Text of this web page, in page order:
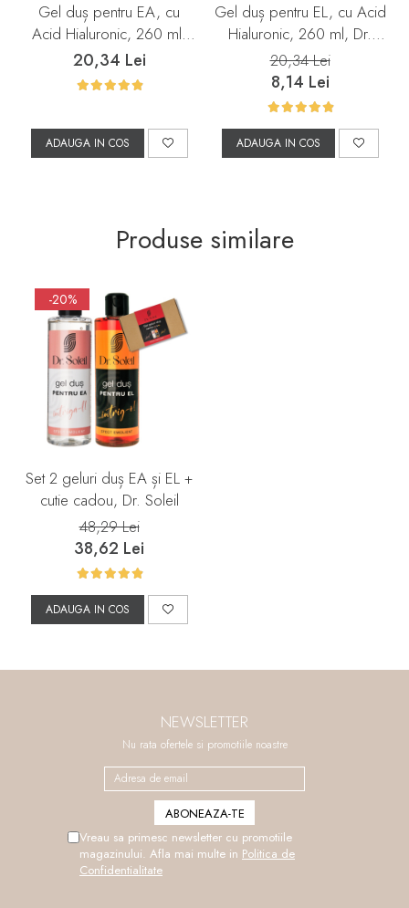
Gel duș pentru EA, cu
Acid Hialuronic, 260 ml,
Dr. Soleil
20,34 Lei
ADAUGA IN COS
Gel duș pentru EL, cu Acid
Hialuronic, 260 ml, Dr.
Soleil
20,34 Lei
8,14 Lei
ADAUGA IN COS
Produse similare
-20%
Set 2 geluri duș EA și EL +
cutie cadou, Dr. Soleil
48,29 Lei
38,62 Lei
ADAUGA IN COS
NEWSLETTER
Nu rata ofertele si promotiile noastre
Vreau sa primesc newsletter cu promotiile
magazinului. Afla mai multe in Politica de
Confidentialitate